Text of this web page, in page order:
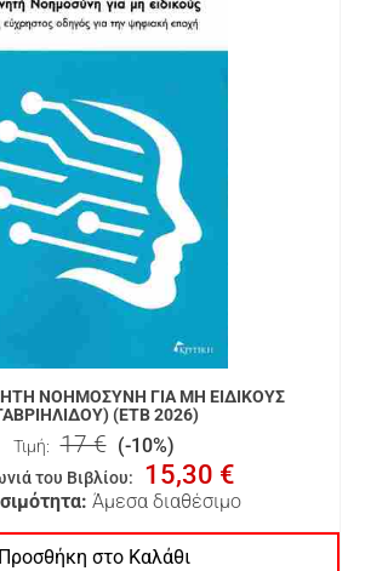
ΝΟΗΜΟΣΥΝΗ ΓΙΑ ΜΗ ΕΙΔΙΚΟΥΣ
(ΕΤΒ 2026)
Τιμή: 17 € (-10%)
του Βιβλίου: 15,30 €
Άμεσα διαθέσιμο
Προσθήκη στο Καλάθι